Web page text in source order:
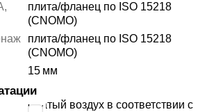
плита/фланец по ISO 15218
(CNOMO)
плита/фланец по ISO 15218
(CNOMO)
15 мм
сжатый воздух в соответствии с